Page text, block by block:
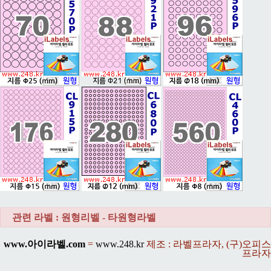
관련 라벨 : 원형리벨 - 타원형라벨
www.아이라벨.com = www.248.kr제조 : 라벨프라자, (구)오피스
프라자